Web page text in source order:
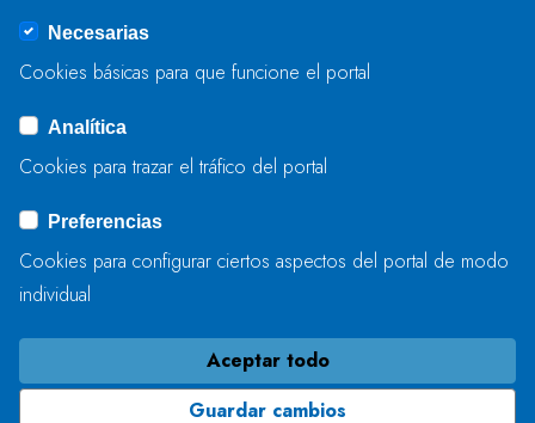
Se produjo un error al cargar el campo
ENVIAR
Necesarias
Cookies básicas para que funcione el portal
Analítica
Cookies para trazar el tráfico del portal
Preferencias
Cookies para configurar ciertos aspectos del portal de modo
individual
Aceptar todo
Guardar cambios